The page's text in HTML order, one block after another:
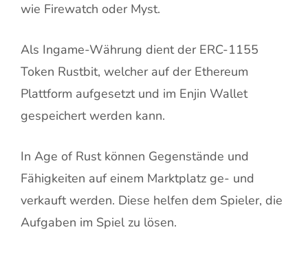
wie Firewatch oder Myst.
Als Ingame-Währung dient der ERC-1155
Token Rustbit, welcher auf der Ethereum
Plattform aufgesetzt und im Enjin Wallet
gespeichert werden kann.
In Age of Rust können Gegenstände und
Fähigkeiten auf einem Marktplatz ge- und
verkauft werden. Diese helfen dem Spieler, die
Aufgaben im Spiel zu lösen.